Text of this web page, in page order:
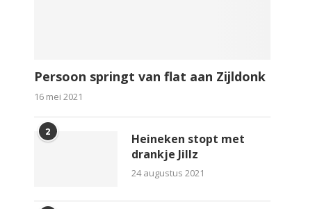
Persoon springt van flat aan Zijldonk
16 mei 2021
2
Heineken stopt met
drankje Jillz
24 augustus 2021